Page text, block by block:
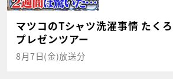
マツコのTシャツ洗濯事情 たく
プレゼンツアー
8月7日(金)放送分